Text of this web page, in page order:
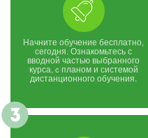
Начните обучение бесплатно,
сегодня. Ознакомьтесь с
вводной частью выбранного
курса, c планом и системой
дистанционного обучения.